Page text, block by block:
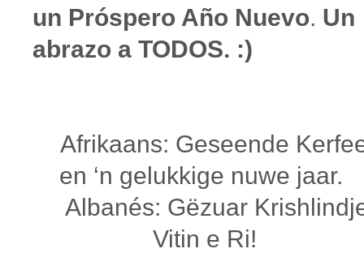
un Próspero Año Nuevo. Un
abrazo a TODOS. :)
Afrikaans: Geseende
en ‘n gelukkige nuwe jaar.
Albanés: Gëzuar
Vitin e Ri!